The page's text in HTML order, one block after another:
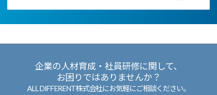
企業の人材育成・社員研修に関して、
お困りではありませんか？
ALL DIFFERENT株式会社にお気軽にご相談ください。